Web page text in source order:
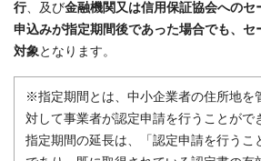
行、及び金融機関又は信用保証協会へのセ
申込みが指定期間後であった場合でも、セ
対象となります。
※指定期間とは、中小企業者の住所地を
対して事業者が認定申請を行うことがで
指定期間の延長は、「認定申請を行うこ